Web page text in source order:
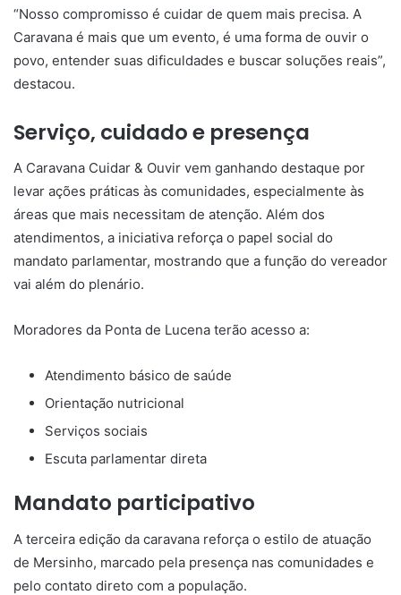
“Nosso compromisso é cuidar de quem mais precisa. A
Caravana é mais que um evento, é uma forma de ouvir o
povo, entender suas dificuldades e buscar soluções reais”,
destacou.
Serviço, cuidado e presença
A Caravana Cuidar & Ouvir vem ganhando destaque por
levar ações práticas às comunidades, especialmente às
áreas que mais necessitam de atenção. Além dos
atendimentos, a iniciativa reforça o papel social do
mandato parlamentar, mostrando que a função do vereador
vai além do plenário.
Moradores da Ponta de Lucena terão acesso a:
Atendimento básico de saúde
Orientação nutricional
Serviços sociais
Escuta parlamentar direta
Mandato participativo
A terceira edição da caravana reforça o estilo de atuação
de Mersinho, marcado pela presença nas comunidades e
pelo contato direto com a população.